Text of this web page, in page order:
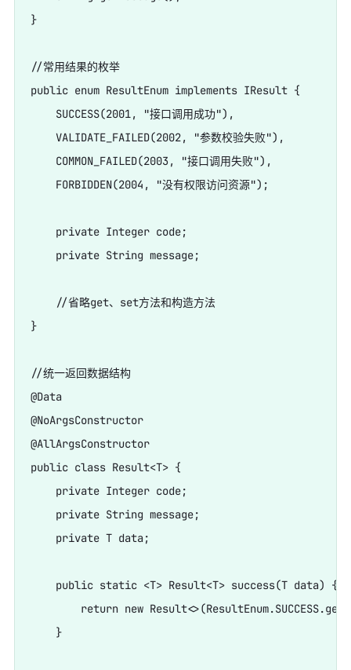
}
//常用结果的枚举
public enum ResultEnum implements IResult {
SUCCESS(2001, "接口调用成功"),
VALIDATE_FAILED(2002, "参数校验失败"),
COMMON_FAILED(2003, "接口调用失败"),
FORBIDDEN(2004, "没有权限访问资源");
private Integer code;
private String message;
//省略get、set方法和构造方法
}
//统一返回数据结构
@Data
@NoArgsConstructor
@AllArgsConstructor
public class Result<T> {
private Integer code;
private String message;
private T data;
public static <T> Result<T> success(T data) {
return new
}